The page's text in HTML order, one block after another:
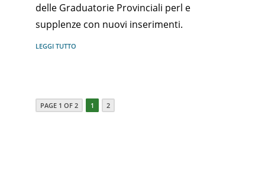
delle Graduatorie Provinciali perl e
supplenze con nuovi inserimenti.
LEGGI TUTTO
PAGE 1 OF 2 1 2